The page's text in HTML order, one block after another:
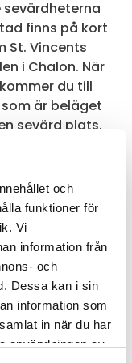
och
funktioner för
Vi
information från
och
Dessa kan i sin
information som
in när du har
användningen av
sevärdheterna
finns på kort
St. Vincents
i Chalon. När
du till
är beläget
sevärd plats.